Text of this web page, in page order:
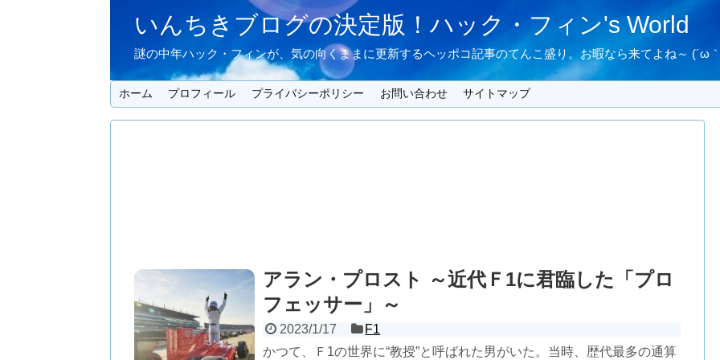
いんちきブログの決定版！ハック・フィン's World
謎の中年ハック・フィンが、気の向くままに更新するヘッポコ記事のてんこ盛り。お暇なら来てよね～ (´ω
ホーム プロフィール プライバシーポリシー お問い合わせ サイトマップ
アラン・プロスト ～近代Ｆ1に君臨した「プロ
フェッサー」～
2023/1/17
F1
かつて、Ｆ1の世界に“教授”と呼ばれた男がいた。当時、歴代最多の通算